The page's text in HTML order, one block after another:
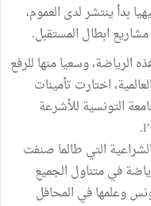
بدأ ينتشر لدى العموم،
ابطال المستقبل.
الرياضة، وسعيا منها للرفع
اختارت تأمينات
التونسية للأشرعة
التي طالما صنفت
في متناول الجميع
وعلمها في المحافل